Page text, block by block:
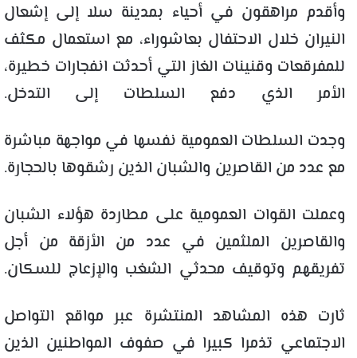
وأقدم مراهقون في أحياء بمدينة سلا إلى إشعال
النيران خلال الاحتفال بعاشوراء، مع استعمال مكثف
للمفرقعات وقنينات الغاز التي أحدثت انفجارات خطيرة،
الأمر الذي دفع السلطات إلى التدخل.
وجدت السلطات العمومية نفسها في مواجهة مباشرة
مع عدد من القاصرين والشبان الذين رشقوها بالحجارة.
وعملت القوات العمومية على مطاردة هؤلاء الشبان
والقاصرين الملثمين في عدد من الأزقة من أجل
تفريقهم وتوقيف محدثي الشغب والإزعاج للسكان.
ثارت هذه المشاهد المنتشرة عبر مواقع التواصل
الاجتماعي تذمرا كبيرا في صفوف المواطنين الذين